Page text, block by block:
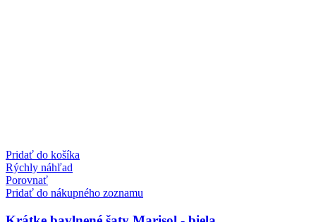
Pridať do košíka
Rýchly náhľad
Porovnať
Pridať do nákupného zoznamu